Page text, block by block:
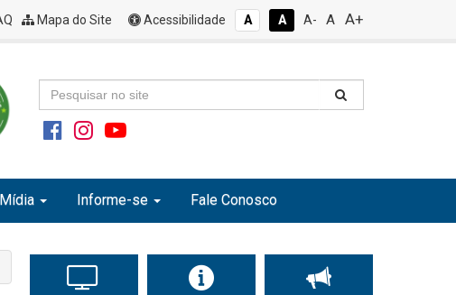
Mapa do Site Acessibilidade A A A- A A+
Mídia Informe-se Fale Conosco